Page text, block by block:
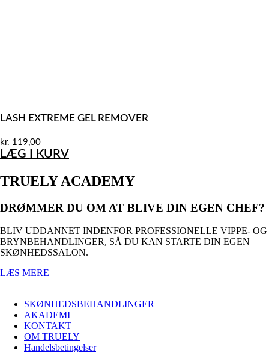
LASH EXTREME GEL REMOVER
kr. 119,00
LÆG I KURV
TRUELY ACADEMY
DRØMMER DU OM AT BLIVE DIN EGEN CHEF?
BLIV UDDANNET INDENFOR PROFESSIONELLE VIPPE- OG
BRYNBEHANDLINGER, SÅ DU KAN STARTE DIN EGEN
SKØNHEDSSALON.
LÆS MERE
SKØNHEDSBEHANDLINGER
AKADEMI
KONTAKT
OM TRUELY
Handelsbetingelser